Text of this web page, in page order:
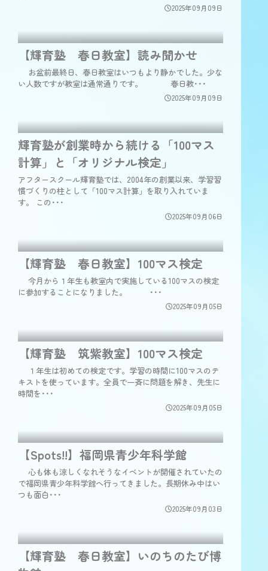
2025年09月09日
【輝育塾 春日教室】読み聞かせ
2025年09月09日
お盆前最終日、春日教室はいつもより静かでした。少な
い人数ですが教室は通常通りです。 春日教･･･
輝育塾が創業時から続ける「100マス
計算」と「オリジナル検定」
2025年09月06日
アフタースクール輝育塾では、2004年の創業以来、学習習
慣づくりの柱として「100マス計算」を取り入れていま
す。 この･･･
【輝育塾 春日教室】100マス検定
2025年09月05日
今月から１年生も教室内で実施している100マスの検定
に参加することになりました。 ･･･
【輝育塾 筑紫教室】100マス検定
2025年09月05日
１年生は初めての検定です。学習の時間に100マスのテ
キストを使っています。全員で一斉に問題を解き、先生に
時間を･･･
【Spots!!】福岡県青少年科学館
2025年09月03日
心も体も涼しくなれそうなイベントが開催されていたの
で福岡県青少年科学館へ行ってきました。長期休み中はい
つも面白･･･
【輝育塾 春日教室】いのちのたび博